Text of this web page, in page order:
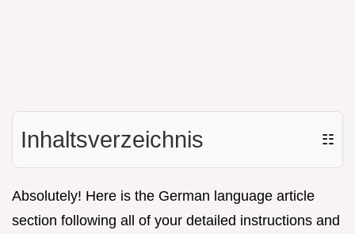
Inhaltsverzeichnis ☷
Absolutely! Here is the German language article
section following all of your detailed instructions and